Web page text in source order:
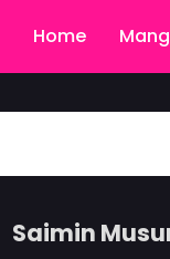
Home
Saimin